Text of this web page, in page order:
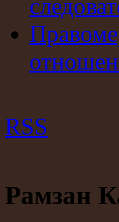
RSS
Рамзан